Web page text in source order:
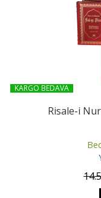
KARGO BEDAVA
Risale-i